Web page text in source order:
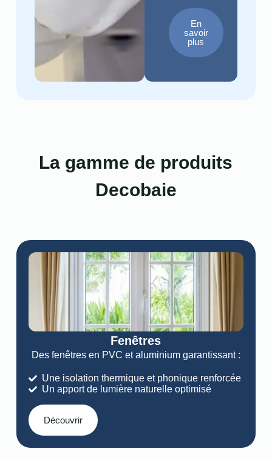
En
savoir
plus
La gamme de produits
Decobaie​
Fenêtres
Des fenêtres en PVC et aluminium garantissant :
Une isolation thermique et phonique renforcée
Un apport de lumière naturelle optimisé
Découvrir